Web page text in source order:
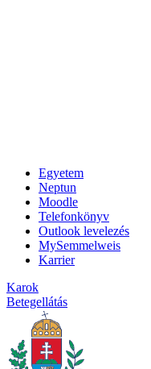
Egyetem
Neptun
Moodle
Telefonkönyv
Outlook levelezés
MySemmelweis
Karrier
Karok
Betegellátás